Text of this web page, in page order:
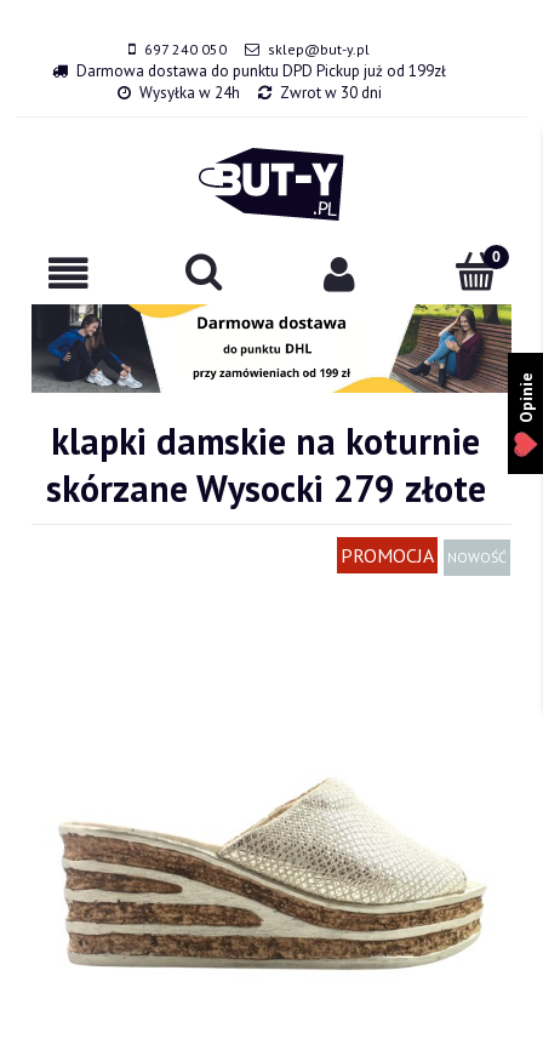
697 240 050 sklep@but-y.pl
Darmowa dostawa do punktu DPD Pickup już od 199zł
Wysyłka w 24h
Zwrot w 30 dni
klapki damskie na koturnie
skórzane Wysocki 279 złote
PROMOCJA NOWOŚĆ
Opinie